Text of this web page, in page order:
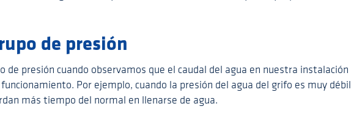
de presión
de presión cuando observamos que el caudal del agua en nuestra instalación
Por ejemplo, cuando la presión del agua del grifo es muy débil
más tiempo del normal en llenarse de agua.